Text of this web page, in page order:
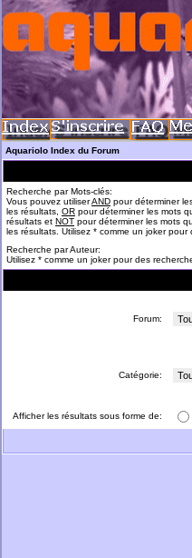
Aquariolo Index du Forum
Recherche par Mots-clés:
Vous pouvez utiliserAND pour déterminer
les résultats, OR pour déterminer les mots
résultats et NOT pour déterminer les mots
les résultats. Utilisez * comme un joker pour
Recherche par Auteur:
Utilisez * comme un joker pour des
Forum:
Catégorie:
Afficher les résultats sous forme de: